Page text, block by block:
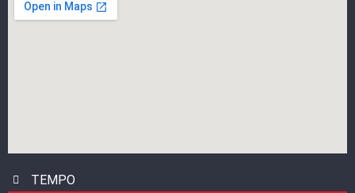
TEMPO